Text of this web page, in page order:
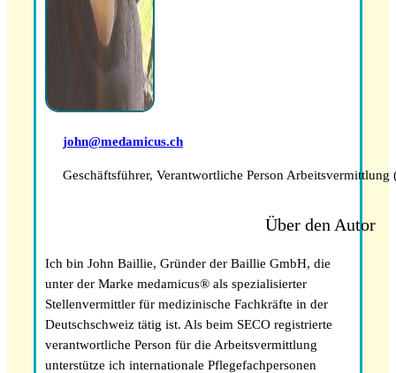
Arbeitsbedingungen in der Pflege in der
Pflegefachperson Schweiz: Anerkennung &
john@medamicus.ch
Geschäftsführer, Verantwortliche Person Arbeitsvermittlung
Über den Autor
Ich bin John Baillie, Gründer der Baillie GmbH, die
unter der Marke medamicus® als spezialisierter
Stellenvermittler für medizinische Fachkräfte in der
Deutschschweiz tätig ist. Als beim SECO registrierte
verantwortliche Person für die Arbeitsvermittlung
unterstütze ich internationale Pflegefachpersonen